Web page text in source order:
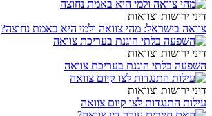
דיני ירושות וצוואות
צוואה בישראל: מהי צוואה ולמי היא באמת נחוצה?
דיני ירושות וצוואות
השפעה בלתי הוגנת בעריכת צוואה
דיני ירושות וצוואות
עילות התנגדות לצו קיום צוואה